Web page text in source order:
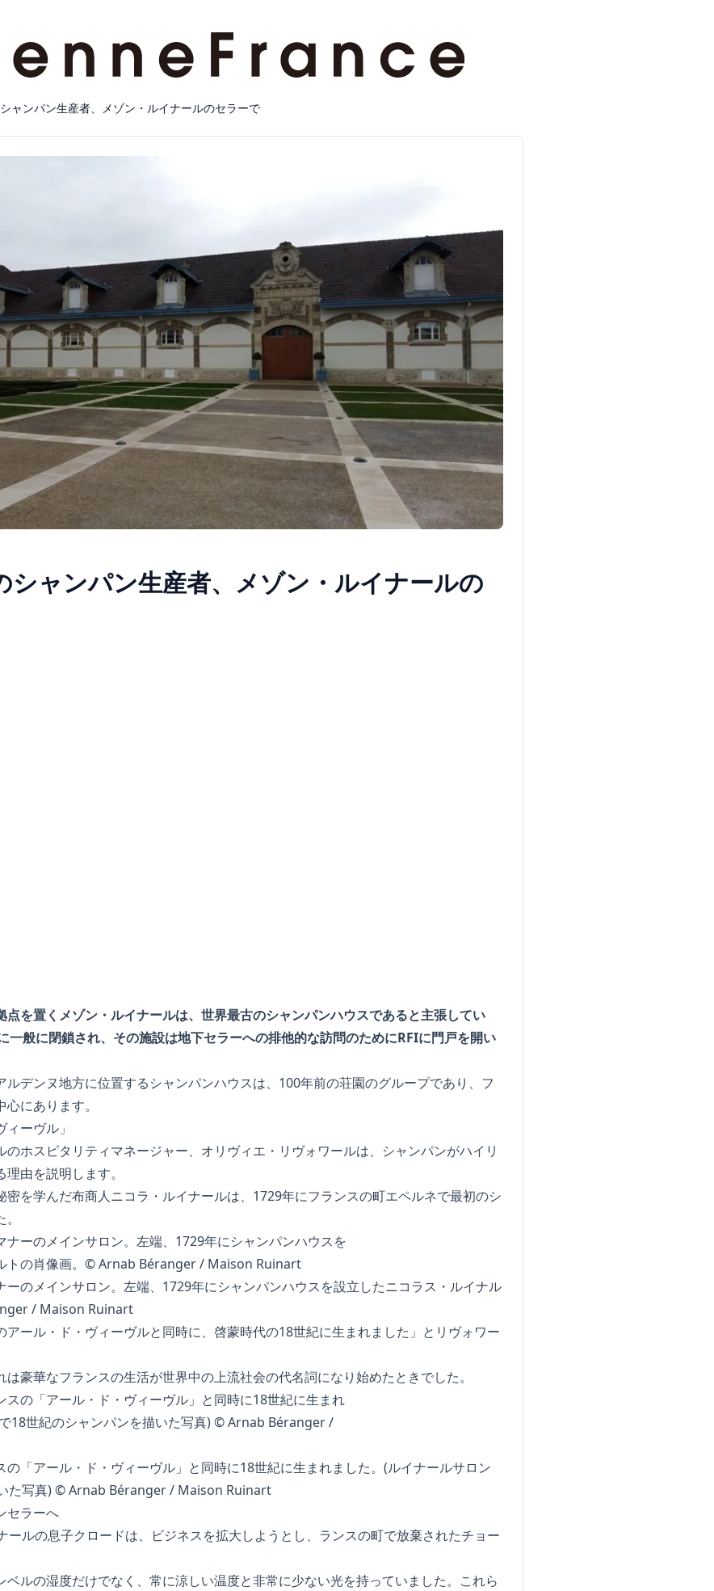
ャンパン生産者、メゾン・ルイナールのセラーで
シャンパン生産者、メゾン・ルイナールの
点を置くメゾン・ルイナールは、世界最古のシャンパンハウスであると主張してい
一般に閉鎖され、その施設は地下セラーへの排他的な訪問のためにRFIに門戸を開い
デンヌ地方に位置するシャンパンハウスは、100年前の荘園のグループであり、フ
にあります。
ーヴル」
ホスピタリティマネージャー、オリヴィエ・リヴォワールは、シャンパンがハイリ
由を説明します。
密を学んだ布商人ニコラ・ルイナールは、1729年にフランスの町エペルネで最初のシ
ーのメインサロン。左端、1729年にシャンパンハウスを設立したニコラス・ルイナル
/ Maison Ruinart
アール・ド・ヴィーヴルと同時に、啓蒙時代の18世紀に生まれました」とリヴォワー
豪華なフランスの生活が世界中の上流社会の代名詞になり始めたときでした。
の「アール・ド・ヴィーヴル」と同時に18世紀に生まれました。(ルイナールサロン
た写真) © Arnab Béranger / Maison Ruinart
セラーへ
ールの息子クロードは、ビジネスを拡大しようとし、ランスの町で放棄されたチョー
ベルの湿度だけでなく、常に涼しい温度と非常に少ない光を持っていました。これら